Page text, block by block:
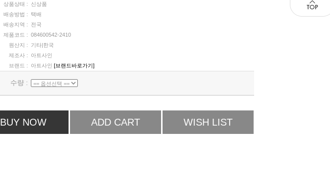
상품상태 :
신상품
배송방법 :
택배
배송지역 :
전국
제품코드 : 084600542-2410
원산지 :
기타|한국
제조사 :
아트사인
브랜드 :
아트사인 [브랜드바로가기]
수량 :
BUY NOW ADD CART WISH LIST